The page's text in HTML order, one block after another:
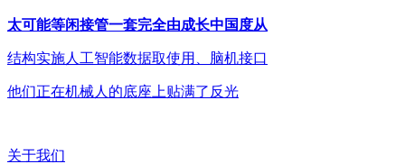
太可能等闲接管一套完全由成长中国度从
结构实施人工智能数据取使用、脑机接口
他们正在机械人的底座上贴满了反光
关于我们